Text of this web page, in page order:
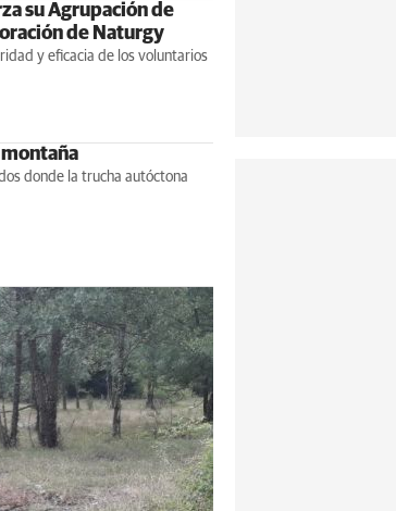
su Agrupación de
de Naturgy
y eficacia de los voluntarios
montaña
donde la trucha autóctona